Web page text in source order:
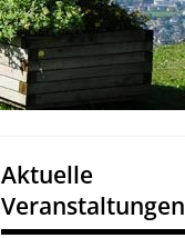
Aktuelle
Veranstaltungen